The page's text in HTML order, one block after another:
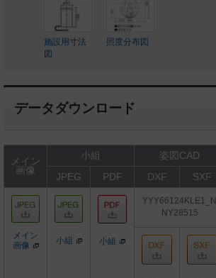
施設用寸法
図
照度分布図
データダウンロード
メイン
画像
小組 姿図CAD
JPEG
PDF DXF SXF
メイン
画像
小組 小組
YYY66124KLE1_N
NY28515